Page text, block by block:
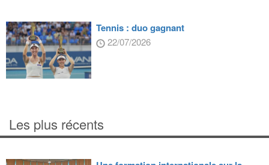
Tennis : duo gagnant
22/07/2026
Les plus récents